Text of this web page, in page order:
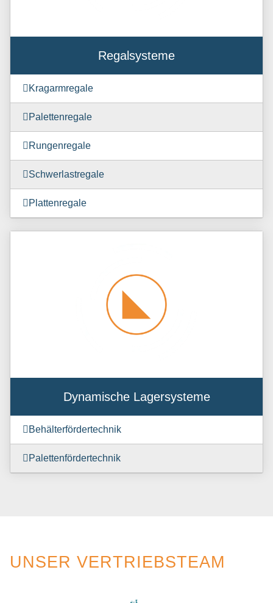
Regalsysteme
Kragarmregale
Palettenregale
Rungenregale
Schwerlastregale
Plattenregale
Dynamische Lagersysteme
Behälterfördertechnik
Palettenfördertechnik
UNSER VERTRIEBSTEAM